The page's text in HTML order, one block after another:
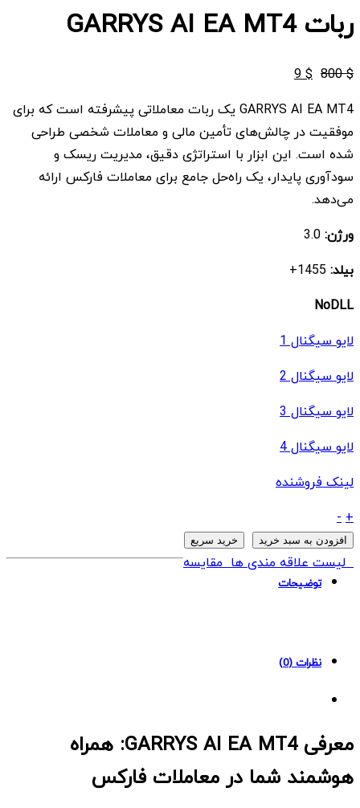
ربات GARRYS AI EA MT4
$
800
قیمت
$ 800
بود.
$
9 قیمت
$ 9
است.
GARRYS AI EA MT4 یک ربات معاملاتی پیشرفته است که برای
موفقیت در چالش‌های تأمین مالی و معاملات شخصی طراحی
شده است. این ابزار با استراتژی دقیق، مدیریت ریسک و
سودآوری پایدار، یک راه‌حل جامع برای معاملات فارکس ارائه
می‌دهد.
ورژن:
بیلد:
NoDLL
لایو سیگنال 1
لایو سیگنال 2
لایو سیگنال 3
لایو سیگنال 4
لینک فروشنده
ربات
GARRYS
AI
+
-
افزودن به سبد خرید خرید سریع
لیست علاقه مندی هامقایسه
توضیحات
نظرات (0)
معرفی GARRYS AI EA MT4: همراه
هوشمند شما در معاملات فارکس